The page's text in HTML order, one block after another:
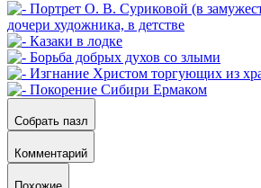
Собрать пазл
Комментарий